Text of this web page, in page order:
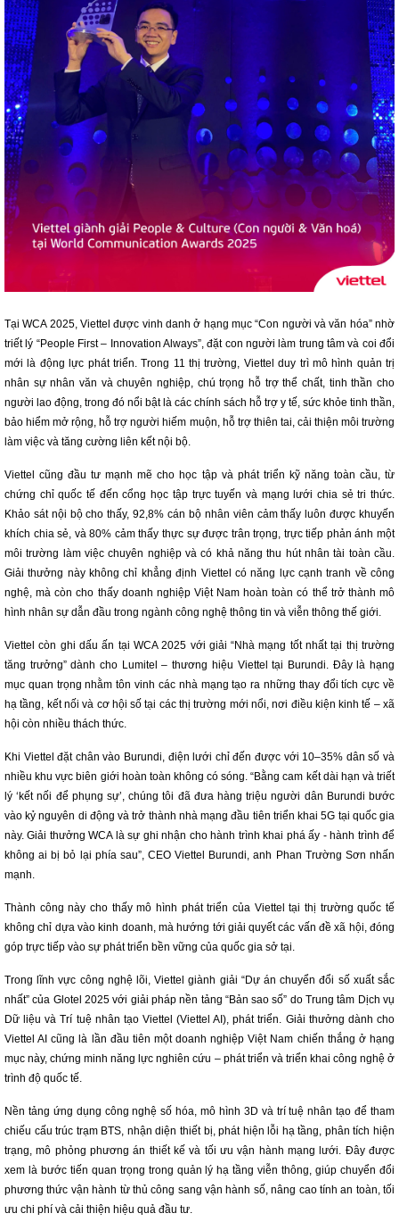
Tại WCA 2025, Viettel được vinh danh ở hạng mục “Con người và văn hóa” nhờ
triết lý “People First – Innovation Always”, đặt con người làm trung tâm và coi đổi
mới là động lực phát triển. Trong 11 thị trường, Viettel duy trì mô hình quản trị
nhân sự nhân văn và chuyên nghiệp, chú trọng hỗ trợ thể chất, tinh thần cho
người lao động, trong đó nổi bật là các chính sách hỗ trợ y tế, sức khỏe tinh thần,
bảo hiểm mở rộng, hỗ trợ người hiếm muộn, hỗ trợ thiên tai, cải thiện môi trường
làm việc và tăng cường liên kết nội bộ.
Viettel cũng đầu tư mạnh mẽ cho học tập và phát triển kỹ năng toàn cầu, từ
chứng chỉ quốc tế đến cổng học tập trực tuyến và mạng lưới chia sẻ tri thức.
Khảo sát nội bộ cho thấy, 92,8% cán bộ nhân viên cảm thấy luôn được khuyến
khích chia sẻ, và 80% cảm thấy thực sự được trân trọng, trực tiếp phản ánh một
môi trường làm việc chuyên nghiệp và có khả năng thu hút nhân tài toàn cầu.
Giải thưởng này không chỉ khẳng định Viettel có năng lực cạnh tranh về công
nghệ, mà còn cho thấy doanh nghiệp Việt Nam hoàn toàn có thể trở thành mô
hình nhân sự dẫn đầu trong ngành công nghệ thông tin và viễn thông thế giới.
Viettel còn ghi dấu ấn tại WCA 2025 với giải “Nhà mạng tốt nhất tại thị trường
tăng trưởng” dành cho Lumitel – thương hiệu Viettel tại Burundi. Đây là hạng
mục quan trọng nhằm tôn vinh các nhà mạng tạo ra những thay đổi tích cực về
hạ tầng, kết nối và cơ hội số tại các thị trường mới nổi, nơi điều kiện kinh tế – xã
hội còn nhiều thách thức.
Khi Viettel đặt chân vào Burundi, điện lưới chỉ đến được với 10–35% dân số và
nhiều khu vực biên giới hoàn toàn không có sóng. “Bằng cam kết dài hạn và triết
lý ‘kết nối để phụng sự’, chúng tôi đã đưa hàng triệu người dân Burundi bước
vào kỷ nguyên di động và trở thành nhà mạng đầu tiên triển khai 5G tại quốc gia
này. Giải thưởng WCA là sự ghi nhận cho hành trình khai phá ấy - hành trình để
không ai bị bỏ lại phía sau”, CEO Viettel Burundi, anh Phan Trường Sơn nhấn
mạnh.
Thành công này cho thấy mô hình phát triển của Viettel tại thị trường quốc tế
không chỉ dựa vào kinh doanh, mà hướng tới giải quyết các vấn đề xã hội, đóng
góp trực tiếp vào sự phát triển bền vững của quốc gia sở tại.
Trong lĩnh vực công nghệ lõi, Viettel giành giải “Dự án chuyển đổi số xuất sắc
nhất” của Glotel 2025 với giải pháp nền tảng “Bản sao số” do Trung tâm Dịch vụ
Dữ liệu và Trí tuệ nhân tạo Viettel (Viettel AI), phát triển. Giải thưởng dành cho
Viettel AI cũng là lần đầu tiên một doanh nghiệp Việt Nam chiến thắng ở hạng
mục này, chứng minh năng lực nghiên cứu – phát triển và triển khai công nghệ ở
trình độ quốc tế.
Nền tảng ứng dụng công nghệ số hóa, mô hình 3D và trí tuệ nhân tạo để tham
chiếu cấu trúc trạm BTS, nhận diện thiết bị, phát hiện lỗi hạ tầng, phân tích hiện
trạng, mô phỏng phương án thiết kế và tối ưu vận hành mạng lưới. Đây được
xem là bước tiến quan trọng trong quản lý hạ tầng viễn thông, giúp chuyển đổi
phương thức vận hành từ thủ công sang vận hành số, nâng cao tính an toàn, tối
ưu chi phí và cải thiện hiệu quả đầu tư.